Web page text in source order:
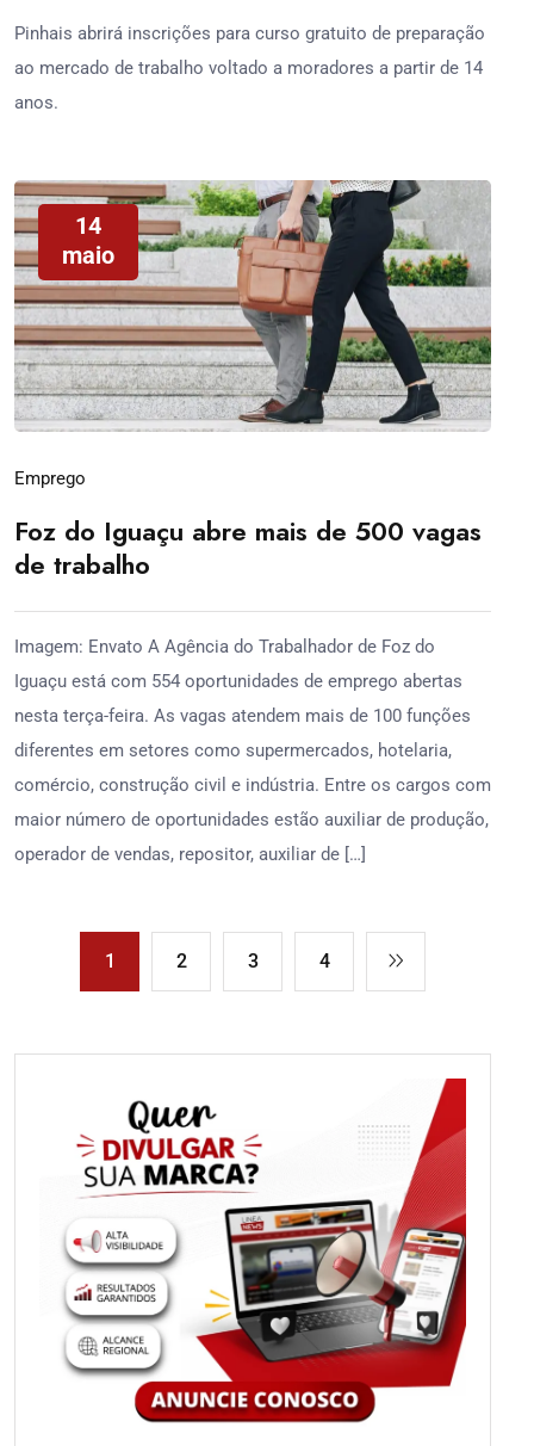
Pinhais abrirá inscrições para curso gratuito de preparação
ao mercado de trabalho voltado a moradores a partir de 14
anos.
14
maio
Emprego
Foz do Iguaçu abre mais de 500 vagas
de trabalho
Imagem: Envato A Agência do Trabalhador de Foz do
Iguaçu está com 554 oportunidades de emprego abertas
nesta terça-feira. As vagas atendem mais de 100 funções
diferentes em setores como supermercados, hotelaria,
comércio, construção civil e indústria. Entre os cargos com
maior número de oportunidades estão auxiliar de produção,
operador de vendas, repositor, auxiliar de […]
1 2 3 4